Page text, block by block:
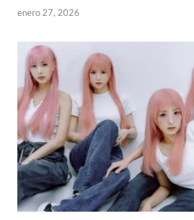
enero 27, 2026